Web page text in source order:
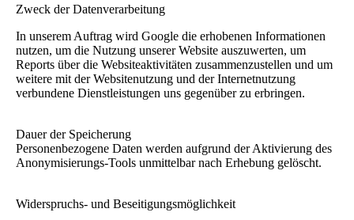
Zweck der Datenverarbeitung
In unserem Auftrag wird Google die erhobenen Informationen
nutzen, um die Nutzung unserer Website auszuwerten, um
Reports über die Websiteaktivitäten zusammenzustellen und um
weitere mit der Websitenutzung und der Internetnutzung
verbundene Dienstleistungen uns gegenüber zu erbringen.
Dauer der Speicherung
Personenbezogene Daten werden aufgrund der Aktivierung des
Anonymisierungs-Tools unmittelbar nach Erhebung gelöscht.
Widerspruchs- und Beseitigungsmöglichkeit